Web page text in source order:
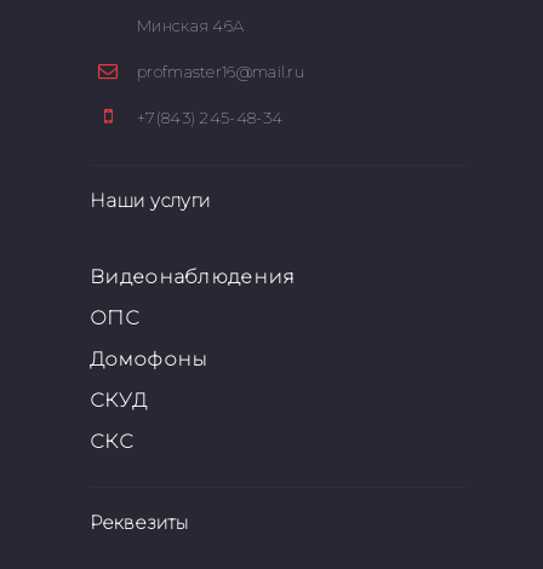
Минская 46А
profmaster16@mail.ru
+7(843) 245-48-34
Наши услуги
Видеонаблюдения
ОПС
Домофоны
СКУД
СКС
Реквезиты